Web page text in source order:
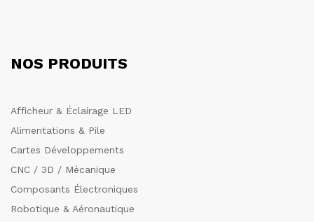
NOS PRODUITS
Afficheur & Éclairage LED
Alimentations & Pile
Cartes Développements
CNC / 3D / Mécanique
Composants Électroniques
Robotique & Aéronautique